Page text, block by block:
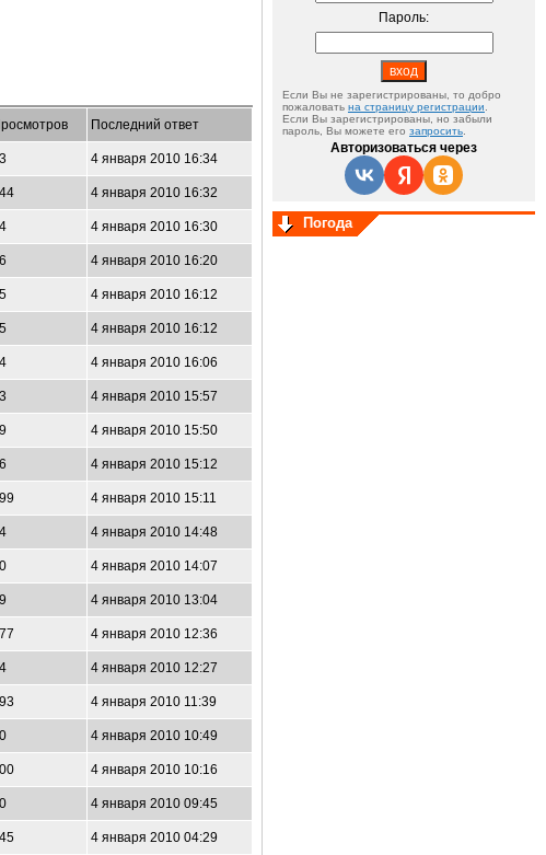
Последний ответ
4 января 2010 16:34
4 января 2010 16:32
4 января 2010 16:30
4 января 2010 16:20
4 января 2010 16:12
4 января 2010 16:12
4 января 2010 16:06
4 января 2010 15:57
4 января 2010 15:50
4 января 2010 15:12
4 января 2010 15:11
4 января 2010 14:48
4 января 2010 14:07
4 января 2010 13:04
4 января 2010 12:36
4 января 2010 12:27
4 января 2010 11:39
4 января 2010 10:49
4 января 2010 10:16
4 января 2010 09:45
4 января 2010 04:29
Пароль:
Если Вы не зарегистрированы, то добро
пожаловать на страницу регистрации
Если Вы зарегистрированы, но забыли
пароль, Вы можете его запросить
Авторизоваться через
Погода